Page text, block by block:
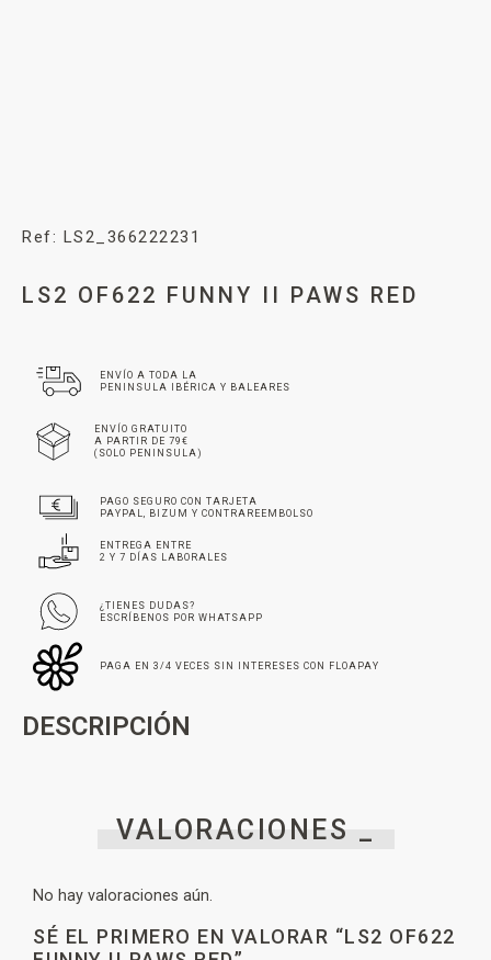
Ref: LS2_366222231
LS2 OF622 FUNNY II PAWS RED
ENVÍO A TODA LA
PENINSULA IBÉRICA Y BALEARES
ENVÍO GRATUITO
A PARTIR DE 79€
(SOLO PENINSULA)
PAGO SEGURO CON TARJETA
PAYPAL, BIZUM Y CONTRAREEMBOLSO
ENTREGA ENTRE
2 Y 7 DÍAS LABORALES
¿TIENES DUDAS?
ESCRÍBENOS POR WHATSAPP
PAGA EN 3/4 VECES SIN INTERESES CON FLOAPAY
DESCRIPCIÓN
VALORACIONES _
No hay valoraciones aún.
SÉ EL PRIMERO EN VALORAR “LS2 OF622